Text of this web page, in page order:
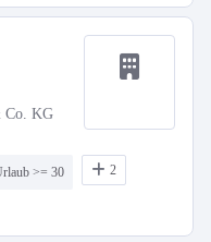
Co. KG
>= 30 2